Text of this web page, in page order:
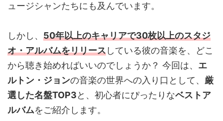
ュージシャンたちにも及んでいます。
しかし、 50年以上のキャリアで30枚以上のスタジ
オ・アルバムをリリースしている彼の音楽を、どこ
から聴き始めればいいのでしょうか？ 今回は、 エ
ルトン・ジョンの音楽の世界への入り口として、 厳
選した名盤TOP3と、初心者にぴったりなベストア
ルバムをご紹介します。